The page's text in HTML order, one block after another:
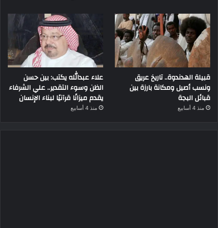
قبيلة الهدندوة.. تاريخ عريق
ونسب أصيل ومكانة بارزة بين
قبائل البجة
منذ 4 أسابيع
علاء عبدالله يكتب: بين حسن
الظن وسوء التقدير.. علي الشرفاء
يقدم ميزانًا قرآنيًا لبناء الإنسان
منذ 4 أسابيع